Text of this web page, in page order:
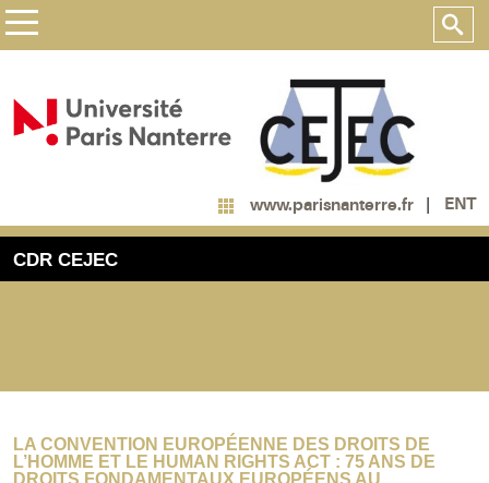
www.parisnanterre.fr ENT
CDR CEJEC
LA CONVENTION EUROPÉENNE DES DROITS DE
L’HOMME ET LE HUMAN RIGHTS ACT : 75 ANS DE